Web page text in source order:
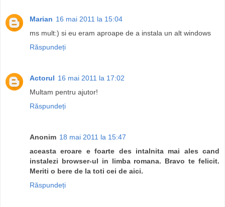
Marian 16 mai 2011 la 15:04
ms mult:) si eu eram aproape de a instala un alt windows
Răspundeți
Actorul 16 mai 2011 la 17:02
Multam pentru ajutor!
Răspundeți
Anonim 18 mai 2011 la 15:47
aceasta eroare e foarte des intalnita mai ales cand
instalezi browser-ul in limba romana. Bravo te felicit.
Meriti o bere de la toti cei de aici.
Răspundeți